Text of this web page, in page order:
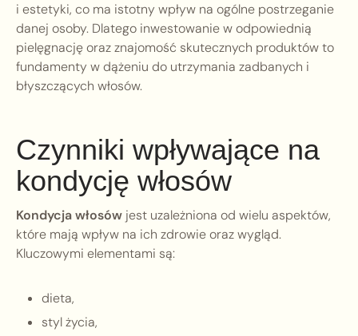
i estetyki, co ma istotny wpływ na ogólne postrzeganie
danej osoby. Dlatego inwestowanie w odpowiednią
pielęgnację oraz znajomość skutecznych produktów to
fundamenty w dążeniu do utrzymania zadbanych i
błyszczących włosów.
Czynniki wpływające na
kondycję włosów
Kondycja włosów jest uzależniona od wielu aspektów,
które mają wpływ na ich zdrowie oraz wygląd.
Kluczowymi elementami są:
dieta,
styl życia,